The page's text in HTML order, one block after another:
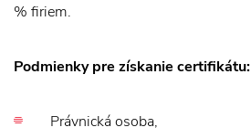
% firiem.
Podmienky pre získanie certifikátu:
Právnická osoba,